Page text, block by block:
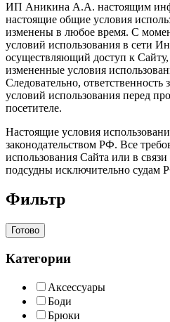
ИП Аникина А.А. настоящим
настоящие общие условия
изменены в любое время. С
условий использования в сети
осуществляющий доступ к
измененные условия
Следовательно, ответственность
условий использования перед
посетителе.
Настоящие условия
законодательством РФ. Все
использования Сайта или в
подсудны исключительно судам
Фильтр
Готово
Категории
Аксессуары
Боди
Брюки